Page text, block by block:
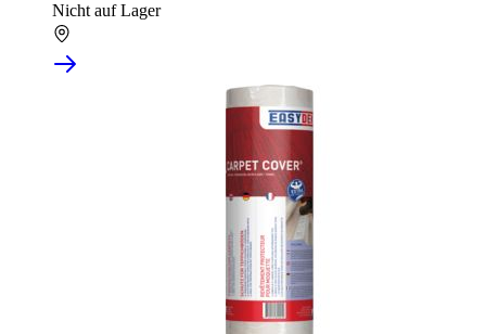
Nicht auf Lager